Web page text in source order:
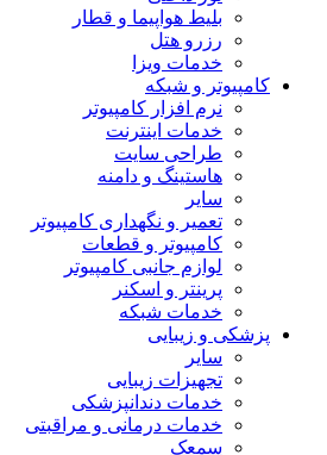
بلیط هواپیما و قطار
رزرو هتل
خدمات ویزا
کامپیوتر و شبکه
نرم افزار کامپیوتر
خدمات اینترنت
طراحی سایت
هاستینگ و دامنه
سایر
تعمیر و نگهداری کامپیوتر
کامپیوتر و قطعات
لوازم جانبی کامپیوتر
پرینتر و اسکنر
خدمات شبکه
پزشکی و زیبایی
سایر
تجهیزات زیبایی
خدمات دندانپزشکی
خدمات درمانی و مراقبتی
سمعک